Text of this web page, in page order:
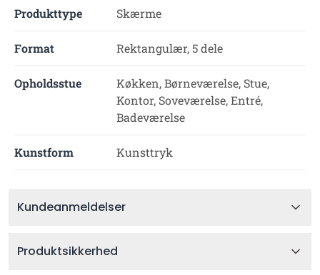
Produkttype Skærme
Format Rektangulær, 5 dele
Opholdsstue
Køkken, Børneværelse, Stue,
Kontor, Soveværelse, Entré,
Badeværelse
Kunstform Kunsttryk
Kundeanmeldelser
Produktsikkerhed